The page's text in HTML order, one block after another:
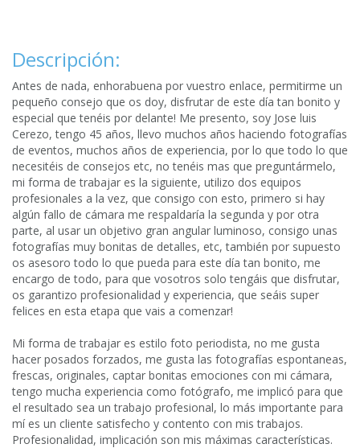
Descripción:
Antes de nada, enhorabuena por vuestro enlace, permitirme un
pequeño consejo que os doy, disfrutar de este día tan bonito y
especial que tenéis por delante! Me presento, soy Jose luis
Cerezo, tengo 45 años, llevo muchos años haciendo fotografías
de eventos, muchos años de experiencia, por lo que todo lo que
necesitéis de consejos etc, no tenéis mas que preguntármelo,
mi forma de trabajar es la siguiente, utilizo dos equipos
profesionales a la vez, que consigo con esto, primero si hay
algún fallo de cámara me respaldaría la segunda y por otra
parte, al usar un objetivo gran angular luminoso, consigo unas
fotografías muy bonitas de detalles, etc, también por supuesto
os asesoro todo lo que pueda para este día tan bonito, me
encargo de todo, para que vosotros solo tengáis que disfrutar,
os garantizo profesionalidad y experiencia, que seáis super
felices en esta etapa que vais a comenzar!
Mi forma de trabajar es estilo foto periodista, no me gusta
hacer posados forzados, me gusta las fotografías espontaneas,
frescas, originales, captar bonitas emociones con mi cámara,
tengo mucha experiencia como fotógrafo, me implicó para que
el resultado sea un trabajo profesional, lo más importante para
mí es un cliente satisfecho y contento con mis trabajos.
Profesionalidad, implicación son mis máximas características.